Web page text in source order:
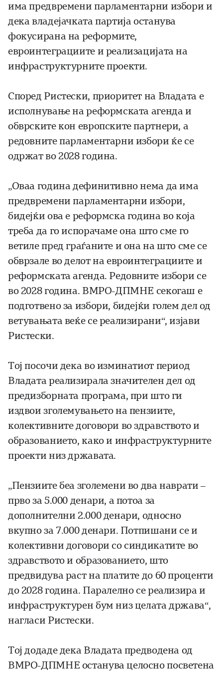
има предвремени парламентарни избори и
дека владејачката партија останува
фокусирана на реформите,
евроинтеграциите и реализацијата на
инфраструктурните проекти.
Според Ристески, приоритет на Владата е
исполнување на реформската агенда и
обврските кон европските партнери, а
редовните парламентарни избори ќе се
одржат во 2028 година.
„Оваа година дефинитивно нема да има
предвремени парламентарни избори,
бидејќи ова е реформска година во која
треба да го испорачаме она што сме го
ветиле пред граѓаните и она на што сме се
обврзале во делот на евроинтеграциите и
реформската агенда. Редовните избори се
во 2028 година. ВМРО-ДПМНЕ секогаш е
подготвено за избори, бидејќи голем дел од
ветувањата веќе се реализирани“, изјави
Ристески.
Тој посочи дека во изминатиот период
Владата реализирала значителен дел од
предизборната програма, при што ги
издвои зголемувањето на пензиите,
колективните договори во здравството и
образованието, како и инфраструктурните
проекти низ државата.
„Пензиите беа зголемени во два наврати –
прво за 5.000 денари, а потоа за
дополнителни 2.000 денари, односно
вкупно за 7.000 денари. Потпишани се и
колективни договори со синдикатите во
здравството и образованието, што
предвидува раст на платите до 60 проценти
до 2028 година. Паралелно се реализира и
инфраструктурен бум низ целата држава“,
нагласи Ристески.
Тој додаде дека Владата предводена од
ВМРО-ДПМНЕ останува целосно посветена